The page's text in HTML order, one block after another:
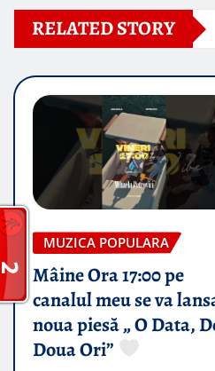
RELATED STORY
MUZICA POPULARA
Mâine Ora 17:00 pe
canalul meu se va
noua piesă „ O Data,
Doua Ori”